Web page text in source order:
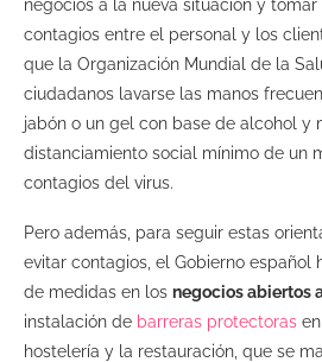
negocios a la nueva situación y
contagios entre el personal y los
que la Organización Mundial de la
ciudadanos lavarse las manos
jabón o un gel con base de alcohol y
distanciamiento social mínimo de un
contagios del virus.
Pero además, para seguir estas
evitar contagios, el Gobierno español
de medidas en los negocios abiertos
instalación de barreras protectoras
hostelería y la restauración, que se